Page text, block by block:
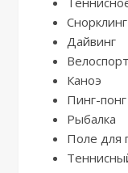
Снорклинг
Дайвинг
Велоспорт
Каноэ
Пинг-понг
Рыбалка
Поле для